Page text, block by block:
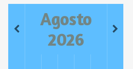
Agosto
2026